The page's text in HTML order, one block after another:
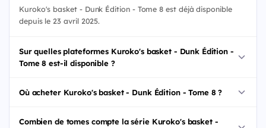
Kuroko's basket - Dunk Édition - Tome 8 est déjà disponible
depuis le 23 avril 2025.
Sur quelles plateformes Kuroko's basket - Dunk Édition -
Tome 8 est-il disponible ?
Où acheter Kuroko's basket - Dunk Édition - Tome 8 ?
Combien de tomes compte la série Kuroko's basket -